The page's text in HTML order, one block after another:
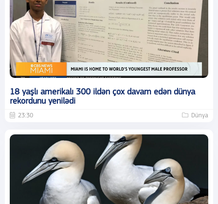
18 yaşlı amerikalı 300 ildən çox davam edən dünya
rekordunu yenilədi
23:30 Dünya